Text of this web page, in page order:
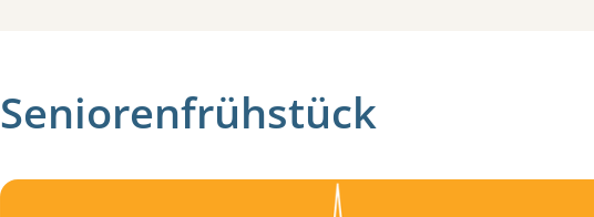
Seniorenfrühstück